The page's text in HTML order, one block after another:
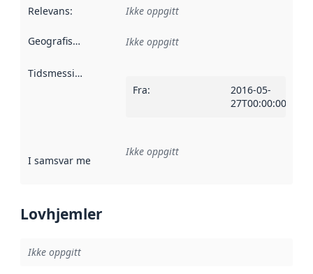
Relevans: Ikke oppgitt
Geografisk avgrensning :
Ikke oppgitt
Tidsmessig avgrensning
Fra:
2016-05-
27T00:00:00Z
I samsvar med Referanse til en implementasjonsregel
Ikke oppgitt
Lovhjemler
Ikke oppgitt